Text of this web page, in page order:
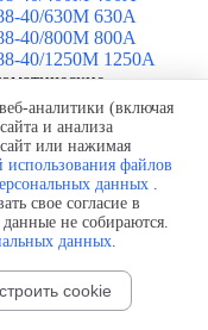
40/630М 630A
40/800M 800A
40/1250М 1250A
▼
40B 3F M2C2S2 M
40A 3F M2C2S2 М
40A 3F M2C2S2 М
40A 3F M2C2S2 М
40A 3F M2C2S2 М
аналитики (включая
и анализа
или нажимая
использования файлов
данных .
свое согласие в
не собираются.
данных.
cookie